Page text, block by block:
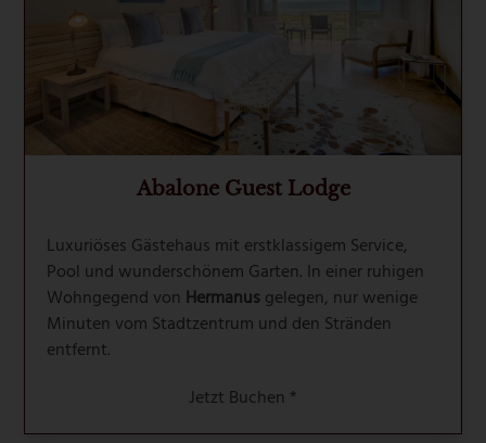
Abalone Guest Lodge
Luxuriöses Gästehaus mit erstklassigem Service,
Pool und wunderschönem Garten. In einer ruhigen
Wohngegend von Hermanus gelegen, nur wenige
Minuten vom Stadtzentrum und den Stränden
entfernt.
Jetzt Buchen *